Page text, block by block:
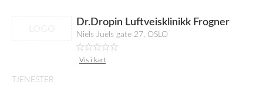
Dr.Dropin Luftveisklinikk Frogner
Niels Juels gate 27, OSLO
Vis i kart
TJENESTER